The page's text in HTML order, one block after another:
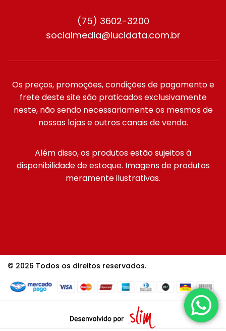
(75) 3602-3200
socialmedia@lucidata.com.br
Os preços, promoções, condições de pagamento e
frete deste site são praticados exclusivamente
neste, não sendo necessariamente os mesmos de
nossas lojas e outros canais de venda.
Além disso, os produtos estão sujeitos à
disponibilidade de estoque. Imagens de produtos
meramente ilustrativas.
© 2026 Todos os direitos reservados.